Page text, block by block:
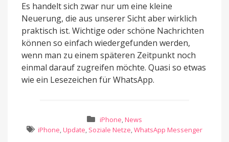
Es handelt sich zwar nur um eine kleine
Neuerung, die aus unserer Sicht aber wirklich
praktisch ist. Wichtige oder schöne Nachrichten
können so einfach wiedergefunden werden,
wenn man zu einem späteren Zeitpunkt noch
einmal darauf zugreifen möchte. Quasi so etwas
wie ein Lesezeichen für WhatsApp.
iPhone, News
iPhone, Update, Soziale Netze,WhatsApp Messenger